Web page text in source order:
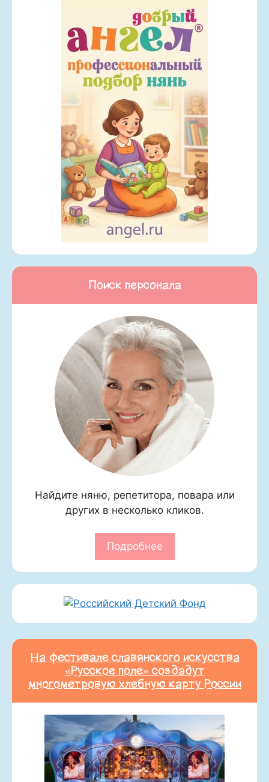
Поиск персонала
Найдите няню, репетитора, повара или
других в несколько кликов.
Подробнее
На фестивале славянского искусства
«Русское поле» создадут
многометровую хлебную карту России